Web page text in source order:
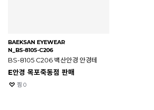
BAEKSAN EYEWEAR
N_BS-8105-C206
BS-8105 C206 백산안경 안경테
E안경 목포죽동점 판매
찜 0